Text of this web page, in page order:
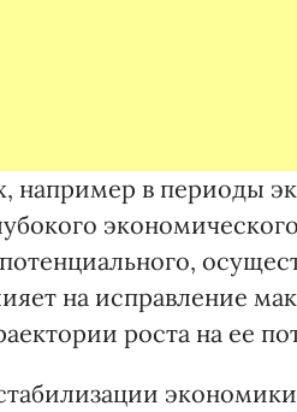
например в периоды
на исправление
роста на ее